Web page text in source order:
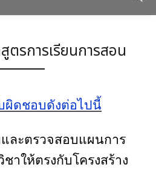
รการเรียนการสอน
ผิดชอบดังต่อไปนี้
ละตรวจสอบแผนการ
าให้ตรงกับโครงสร้าง